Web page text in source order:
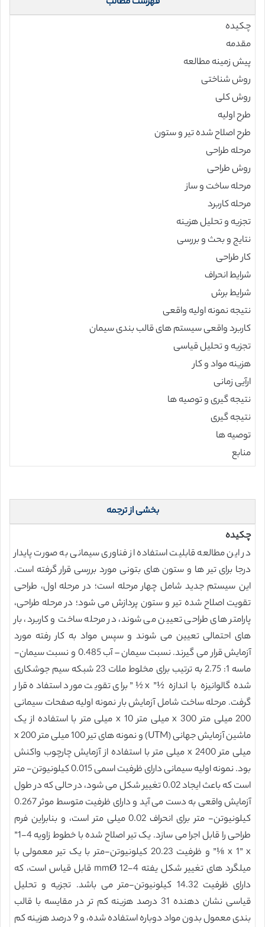
چکیده
مقدمه
پیش زمینه مطالعه
روش شناختی
روش کلی
طرح اولیه
طرح اصلاح شده تیر و ستون
مرحله طراحی
روش طراحی
مرحله ساخت و ساز
مرحله کاربرد
تجزیه و تحلیل هزینه
نتایج و بحث و بررسی
کار طراحی
شرایط انحراف
شرایط برش
نتیجه نمونه اولیه واقعی
کاربرد واقعی سیستم های قالب بندی سیمان
تجزیه و تحلیل قیاسی
هزینه مواد و کار
ارآیی زمانی
نتیجه گیری و توصیه ها
نتیجه گیری
توصیه ها
منابع
بخشی از ترجمه
چکیده
در این مطالعه قابلیت استفاده از فناوری سیمانی به صورت پایدار
درجا برای تیر ها و ستون های بتونی مورد بررسی قرار گرفته است.
این سیستم جدید شامل چهار مرحله است؛ در مرحله اول، طراحی
تقویت اصلاح شده تیر و ستون پردازش می شود؛ در مرحله طراحی،
پارامتر های طراحی تعیین می شوند، در مرحله ساخت و کاربرد، بار
های احتمالی تعیین می شوند و سپس مواد به کار رفته مورد
آزمایش قرار می گیرند. نسبت سیمان – آب 0.485 و نسبت سیمان-
ماسه 1: 2.75 به ترتیب برای مخلوط ملات 23 شبکه سیم جوشکاری
شده گالوانیزه با اندازه ½” x ½” برای تقویت مورد استفاده قرار
گرفت. مرحله ساخت شامل آزمایش بار نمونه اولیه صفحات سیمانی
200 میلی متر x 300 میلی متر x 10 میلی متر با استفاده از یک
ماشین آزمایش جهانی (UTM) و نمونه های تیر 100 میلی متر x 200
میلی متر x 2400 میلی متر با استفاده از آزمایش چارچوب واکنش
بود. نمونه اولیه سیمانی دارای ظرفیت اسمی 0.015 کیلونیوتن- متر
است که باعث ایجاد 0.02 تغییر شکل می شود، در حالی که در طول
آزمایش واقعی به دست می آید و دارای ظرفیت متوسط موثر 0.267
کیلونیوتن- متر برای انحراف 0.02 میلی متر است، و بنابراین فرم
طراحی را قابل اجرا می سازد. یک تیر اصلاح شده با خطوط زاویه 4-1”
x 1” x ⅛” و ظرفیت 20.23 کیلونیوتن-متر با یک تیر معمولی با
میلگرد های تغییر شکل یفته 4-12 mmØ قابل قیاس است، که
دارای ظرفیت 14.32 کیلونیوتن-متر می باشد. تجزیه و تحلیل
قیاسی نشان دهنده 31 درصد هزینه کم تر در مقایسه با قالب
بندی معمول بدون مواد دوباره استفاده شده، و 9 درصد هزینه کم